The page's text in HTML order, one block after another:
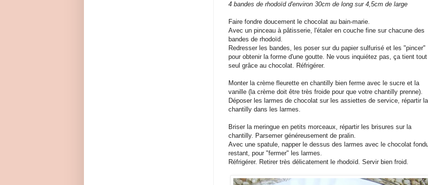
4 bandes de rhodoïd d'environ 30cm de long sur 4,5cm de large
Faire fondre doucement le chocolat au bain-marie.
Avec un pinceau à pâtisserie, l'étaler en couche fine sur chacune des
bandes de rhodoïd.
Redresser les bandes, les poser sur du papier sulfurisé et les "pincer"
pour obtenir la forme d'une goutte. Ne vous inquiétez pas, ça tient tout
seul grâce au chocolat. Réfrigérer.
Monter la crème fleurette en chantilly bien ferme avec le sucre et la
vanille (la crème doit être très froide pour que votre chantilly prenne).
Déposer les larmes de chocolat sur les assiettes de service, répartir la
chantilly dans les larmes.
Briser la meringue en petits morceaux, répartir les brisures sur la
chantilly. Parsemer généreusement de pralin.
Avec une spatule, napper le dessus des larmes avec le chocolat
restant, pour "fermer" les larmes.
Réfrigérer. Retirer très délicatement le rhodoïd. Servir bien froid.